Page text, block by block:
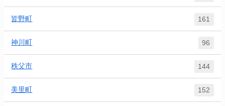
皆野町 161
神川町 96
秩父市 144
美里町 152